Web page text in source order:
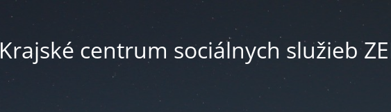
Krajské centrum sociálnych služieb